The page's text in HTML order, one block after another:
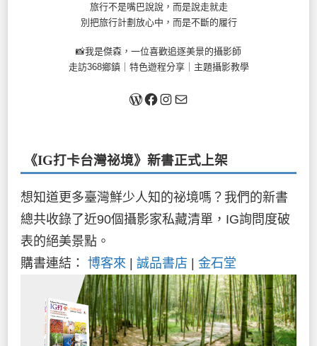
旅行不是嘴巴說說，而是說走就走
別把旅行計劃放心中，而是不斷的履行
📸我是傑森，一位喜歡追逐美景的攝影師
走訪368鄉鎮｜特色遊程分享｜主題攝影教學
關於我 Facebook
Instagram
《IG打卡台灣祕境》新書正式上架
想知道更多臺灣鮮少人知的祕境嗎？我們的新書
總共收錄了近90個攝影家私藏清單，IG詢問度破
表的絕美景點。
購書連結： 博客來 | 誠品書店 | 金石堂